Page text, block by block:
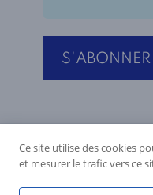
Ce site utilise des cookies
et mesurer le trafic vers ce